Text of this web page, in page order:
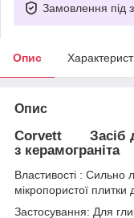
Замовлення під
Опис
Опис
Corvett Засіб
з керамограніта
Властивості : Сильно
мікропористої плитки
Застосування: Для